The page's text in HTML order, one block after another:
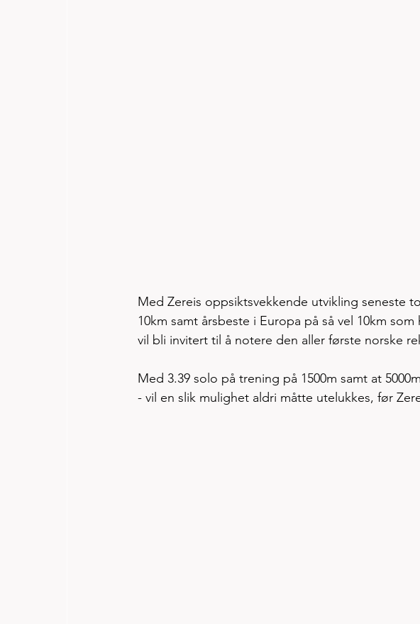
Med Zereis oppsiktsvekkende utvikling seneste
10km samt årsbeste i Europa på så vel 10km
vil bli invitert til å notere den aller første norske
Med 3.39 solo på trening på 1500m samt at
- vil en slik mulighet aldri måtte utelukkes, før